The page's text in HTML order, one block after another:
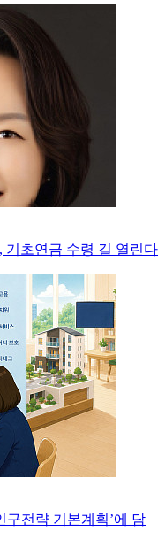
기초연금 수령 길 열린다
구전략 기본계획’에 담